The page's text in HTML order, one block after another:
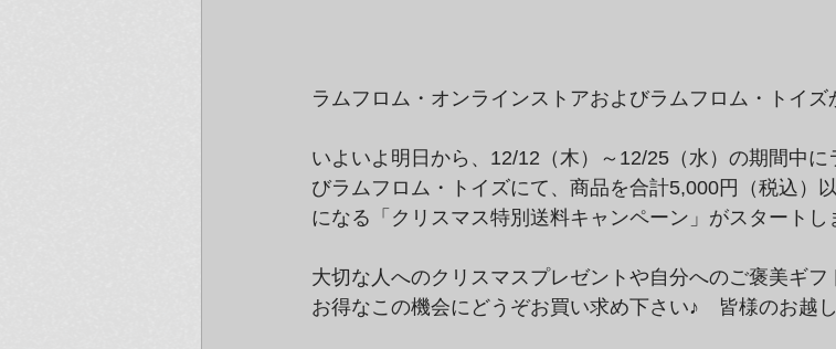
ラムフロム・オンラインストアおよびラムフロム・トイ
いよいよ明日から、12/12（木）～12/25（水）の期間中
びラムフロム・トイズにて、商品を合計5,000円（税込）
になる「クリスマス特別送料キャンペーン」がスタートし
大切な人へのクリスマスプレゼントや自分へのご褒美ギフ
お得なこの機会にどうぞお買い求め下さい♪　皆様のお越